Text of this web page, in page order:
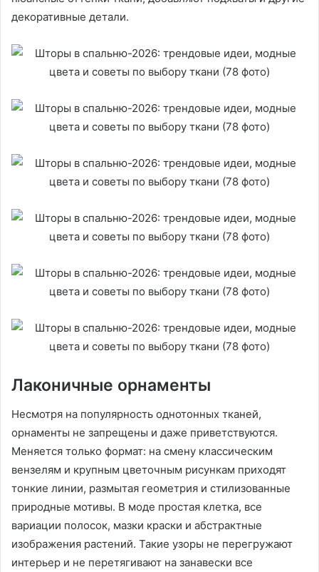
декоративные детали.
Лаконичные орнаменты
Несмотря на популярность однотонных тканей,
орнаменты не запрещены и даже приветствуются.
Меняется только формат: на смену классическим
вензелям и крупным цветочным рисункам приходят
тонкие линии, размытая геометрия и стилизованные
природные мотивы. В моде простая клетка, все
вариации полосок, мазки краски и абстрактные
изображения растений. Такие узоры не перегружают
интерьер и не перетягивают на занавески все